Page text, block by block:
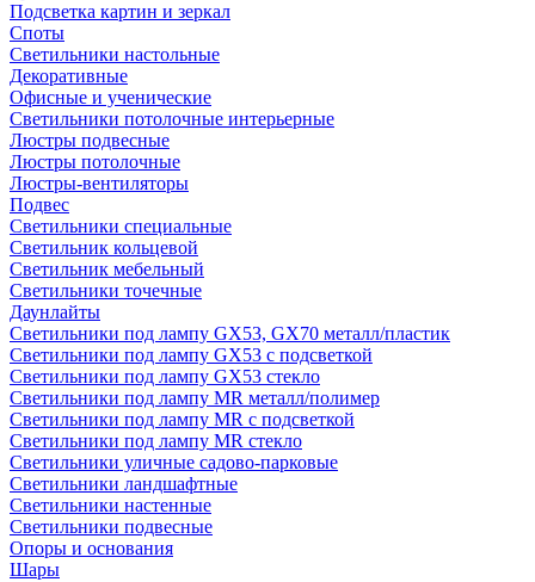
Подсветка картин и зеркал
Споты
Светильники настольные
Декоративные
Офисные и ученические
Светильники потолочные интерьерные
Люстры подвесные
Люстры потолочные
Люстры-вентиляторы
Подвес
Светильники специальные
Светильник кольцевой
Светильник мебельный
Светильники точечные
Даунлайты
Светильники под лампу GX53, GX70 металл/пластик
Светильники под лампу GX53 с подсветкой
Светильники под лампу GX53 стекло
Светильники под лампу MR металл/полимер
Светильники под лампу MR с подсветкой
Светильники под лампу MR стекло
Светильники уличные садово-парковые
Светильники ландшафтные
Светильники настенные
Светильники подвесные
Опоры и основания
Шары